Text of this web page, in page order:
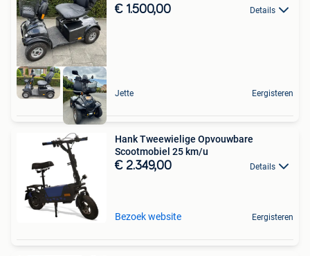
€ 1.500,00 Details
Jette Eergisteren
Hank Tweewielige Opvouwbare
Scootmobiel 25 km/u
€ 2.349,00 Details
Bezoek website Eergisteren